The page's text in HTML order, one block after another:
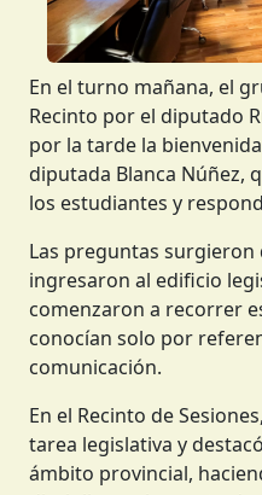
En el turno mañana, el
Recinto por el diputado
por la tarde la
diputada Blanca Núñez,
los estudiantes y
Las preguntas surgieron
ingresaron al edificio
comenzaron a recorrer
conocían solo por
comunicación.
En el Recinto de
tarea legislativa y
ámbito provincial,